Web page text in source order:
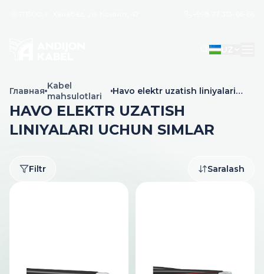
Главная Kabel
mahsulotlari
Havo elektr uzatish liniyalari
HAVO ELEKTR UZATISH
LINIYALARI UCHUN SIMLAR
Filtr Saralash